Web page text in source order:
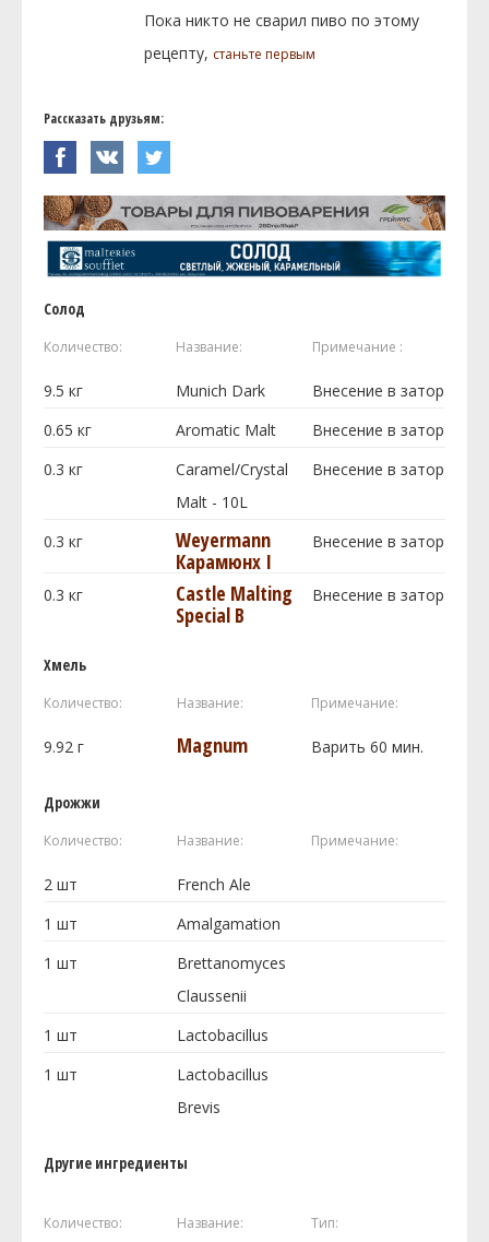
Пока никто не сварил пиво по этому
рецепту, станьте первым
Рассказать друзьям:
Солод
Количество: Название: Примечание :
9.5 кг Munich Dark
Внесение в затор
0.65 кг Aromatic Malt
Внесение в затор
0.3 кг
Caramel/Crystal
Malt - 10L
Внесение в затор
0.3 кг
Weyermann
Карамюнх I
Внесение в затор
0.3 кг
Castle Malting
Special B
Внесение в затор
Хмель
Количество: Название: Примечание:
9.92 г Magnum Варить 60 мин.
Дрожжи
Количество: Название: Примечание:
2 шт
French Ale
1 шт
Amalgamation
1 шт
Brettanomyces
Claussenii
1 шт
Lactobacillus
1 шт
Lactobacillus
Brevis
Другие ингредиенты
Количество: Название: Тип: